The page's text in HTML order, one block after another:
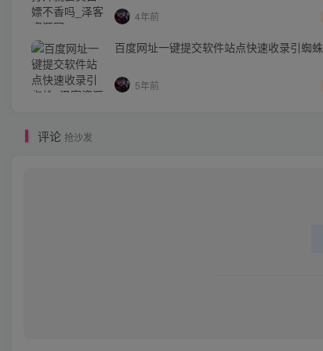
4年前
百度网址一键提交软件站点快速收录引蜘蛛
5年前
评论 抢沙发